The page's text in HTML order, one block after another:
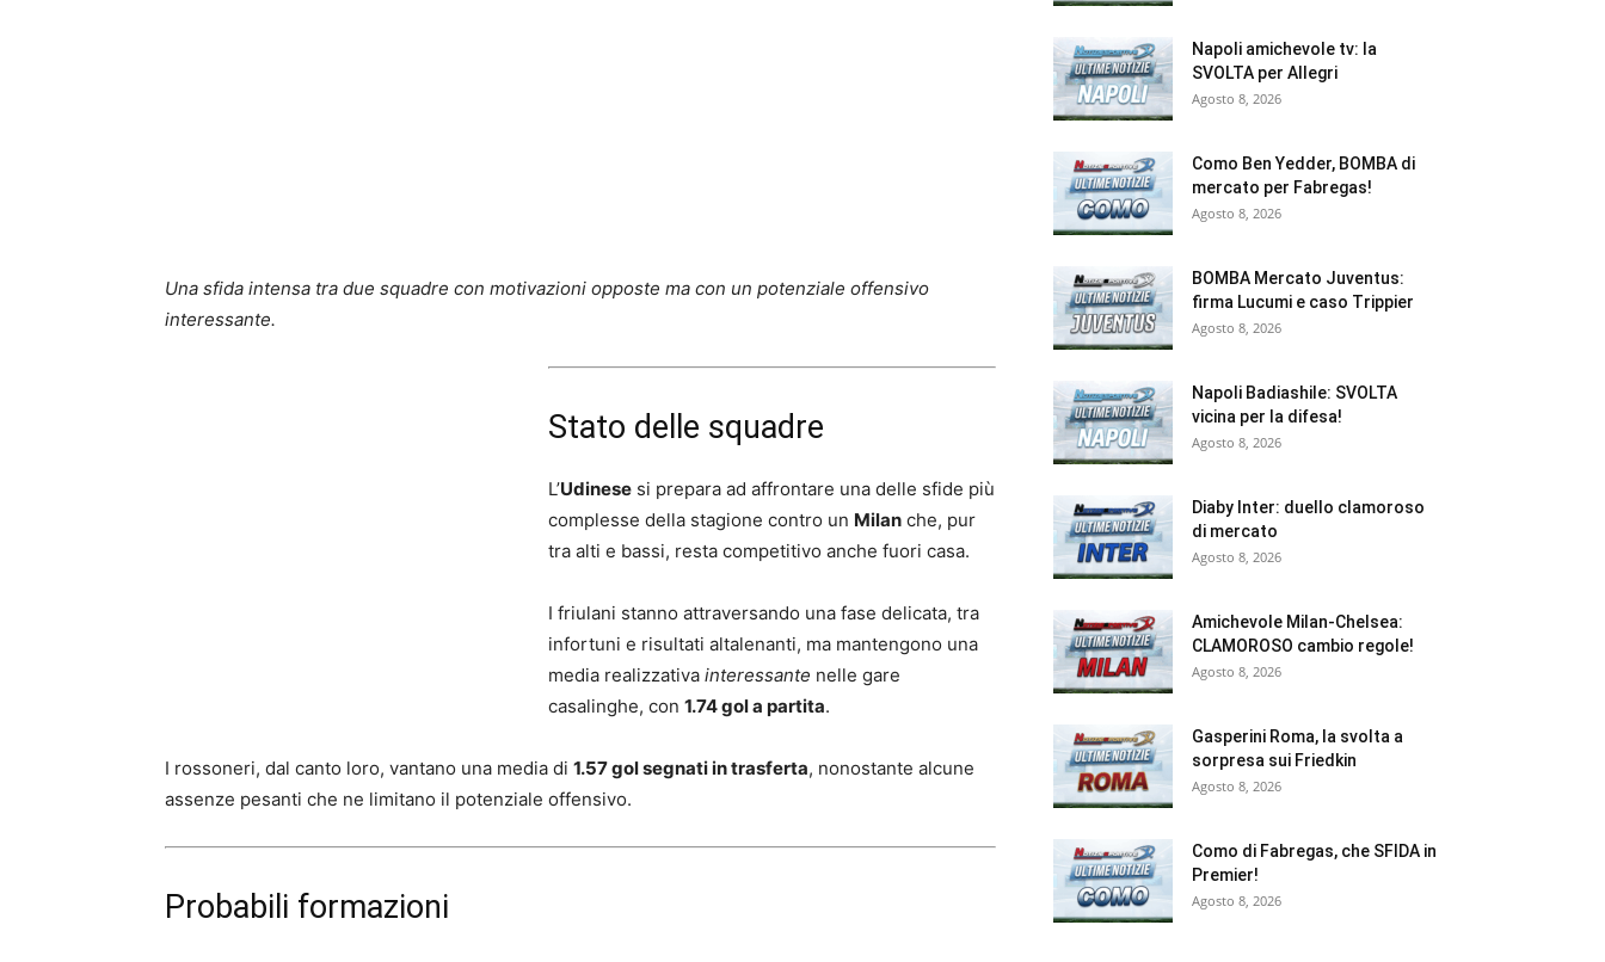
Una sfida intensa tra due squadre con motivazioni opposte ma con un potenziale offensivo
interessante.
Stato delle squadre
L’Udinese si prepara ad affrontare una delle sfide più
complesse della stagione contro un Milan che, pur
tra alti e bassi, resta competitivo anche fuori casa.
I friulani stanno attraversando una fase delicata, tra
infortuni e risultati altalenanti, ma mantengono una
media realizzativa interessante nelle gare
casalinghe, con 1.74 gol a partita.
I rossoneri, dal canto loro, vantano una media di 1.57 gol segnati in trasferta, nonostante alcune
assenze pesanti che ne limitano il potenziale offensivo.
Probabili formazioni
Napoli amichevole tv: la
SVOLTA per Allegri
Agosto 8, 2026
Como Ben Yedder, BOMBA di
mercato per Fabregas!
Agosto 8, 2026
BOMBA Mercato Juventus:
firma Lucumi e caso Trippier
Agosto 8, 2026
Napoli Badiashile: SVOLTA
vicina per la difesa!
Agosto 8, 2026
Diaby Inter: duello clamoroso
di mercato
Agosto 8, 2026
Amichevole Milan-Chelsea:
CLAMOROSO cambio regole!
Agosto 8, 2026
Gasperini Roma, la svolta a
sorpresa sui Friedkin
Agosto 8, 2026
Como di Fabregas, che SFIDA in
Premier!
Agosto 8, 2026